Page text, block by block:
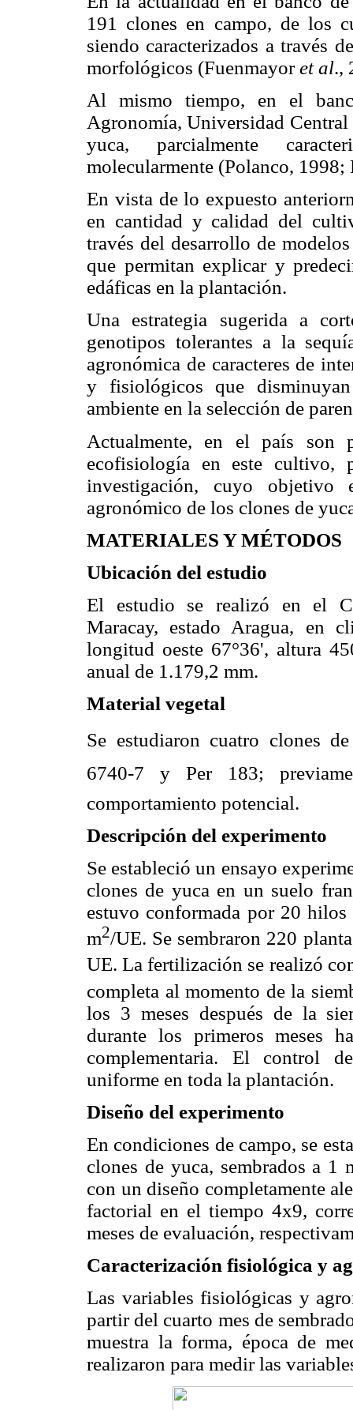
191 clones en campo, de los
siendo caracterizados a través
morfológicos (Fuenmayoret al.,
Al mismo tiempo, en el
Agronomía, Universidad Central
yuca, parcialmente
molecularmente (Polanco,
En vista de lo expuesto
en cantidad y calidad del
través del desarrollo de
que permitan explicar y
edáficas en la plantación.
Una estrategia sugerida a
genotipos tolerantes a la
agronómica de caracteres de
y fisiológicos que
ambiente en la selección de
Actualmente, en el país son
ecofisiología en este cultivo,
investigación, cuyo
agronómico de los clones de
MATERIALES Y MÉTODOS
Ubicación del estudio
El estudio se realizó en el
Maracay, estado Aragua, en
longitud oeste 67°36', altura
anual de 1.179,2 mm.
Material vegetal
Se estudiaron cuatro clones de
6740-7 y Per 183;
comportamiento potencial.
Descripción del experimento
Se estableció un ensayo
clones de yuca en un suelo
estuvo conformada por 20
m2/UE. Se sembraron 220
UE. La fertilización se realizó
completa al momento de la
los 3 meses después de la
durante los primeros meses
complementaria. El control
uniforme en toda la plantación.
Diseño del experimento
En condiciones de campo, se
clones de yuca, sembrados a
con un diseño completamente
factorial en el tiempo 4x9,
meses de evaluación,
Caracterización fisiológica y
Las variables fisiológicas y
partir del cuarto mes de
muestra la forma, época de
realizaron para medir las